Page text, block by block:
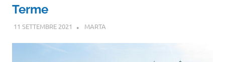
Terme
11 SETTEMBRE 2021 MARTA